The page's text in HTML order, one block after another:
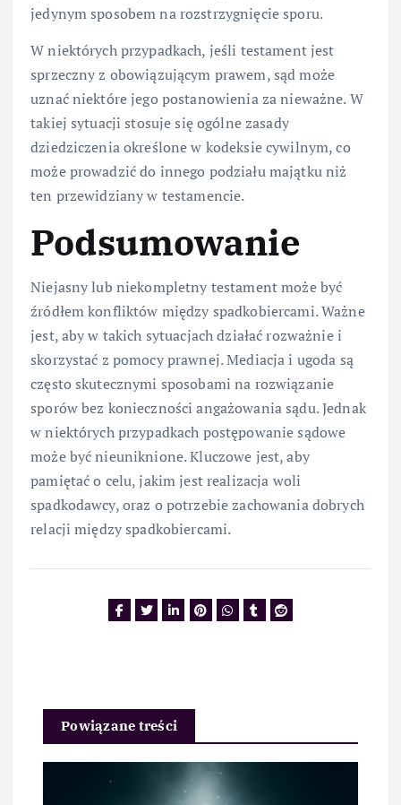
jedynym sposobem na rozstrzygnięcie sporu.
W niektórych przypadkach, jeśli testament jest
sprzeczny z obowiązującym prawem, sąd może
uznać niektóre jego postanowienia za nieważne. W
takiej sytuacji stosuje się ogólne zasady
dziedziczenia określone w kodeksie cywilnym, co
może prowadzić do innego podziału majątku niż
ten przewidziany w testamencie.
Podsumowanie
Niejasny lub niekompletny testament może być
źródłem konfliktów między spadkobiercami. Ważne
jest, aby w takich sytuacjach działać rozważnie i
skorzystać z pomocy prawnej. Mediacja i ugoda są
często skutecznymi sposobami na rozwiązanie
sporów bez konieczności angażowania sądu. Jednak
w niektórych przypadkach postępowanie sądowe
może być nieuniknione. Kluczowe jest, aby
pamiętać o celu, jakim jest realizacja woli
spadkodawcy, oraz o potrzebie zachowania dobrych
relacji między spadkobiercami.
Powiązane treści